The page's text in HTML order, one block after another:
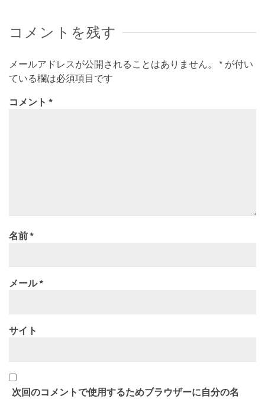
コメントを残す
メールアドレスが公開されることはありません。 * が付い
ている欄は必須項目です
コメント *
名前*
メール*
サイト
次回のコメントで使用するためブラウザーに自分の名